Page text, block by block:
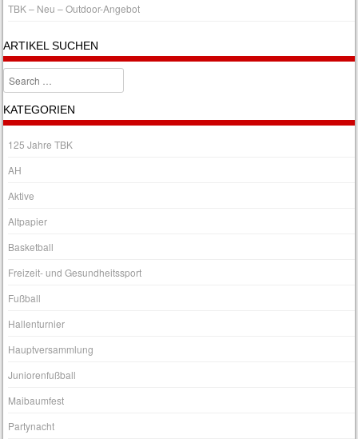
TBK – Neu – Outdoor-Angebot
ARTIKEL SUCHEN
Search
KATEGORIEN
125 Jahre TBK
AH
Aktive
Altpapier
Basketball
Freizeit- und Gesundheitssport
Fußball
Hallenturnier
Hauptversammlung
Juniorenfußball
Maibaumfest
Partynacht